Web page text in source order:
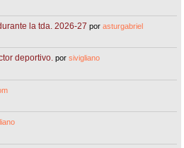
la tda. 2026-27 porasturgabriel
deportivo. porsivigliano